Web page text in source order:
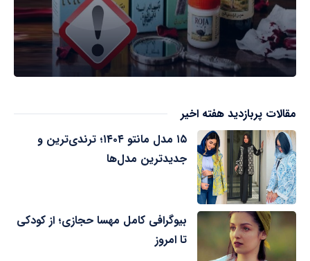
مقالات پربازدید هفته اخیر
۱۵ مدل مانتو ۱۴۰۴؛ ترندی‌ترین و
جدیدترین مدل‌ها
بیوگرافی کامل مهسا حجازی؛ از کودکی
تا امروز